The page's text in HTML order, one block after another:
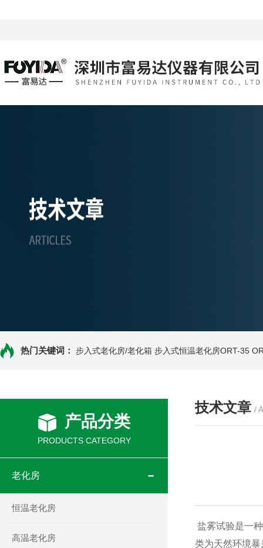
热门关键词： 步入式老化房/老化箱 步入式恒温老化房ORT-35
产品分类
PRODUCTS CATEGORY
老化房
恒温老化房
高温老化房
技术文章 /
盐雾试验是一
类为天然环境